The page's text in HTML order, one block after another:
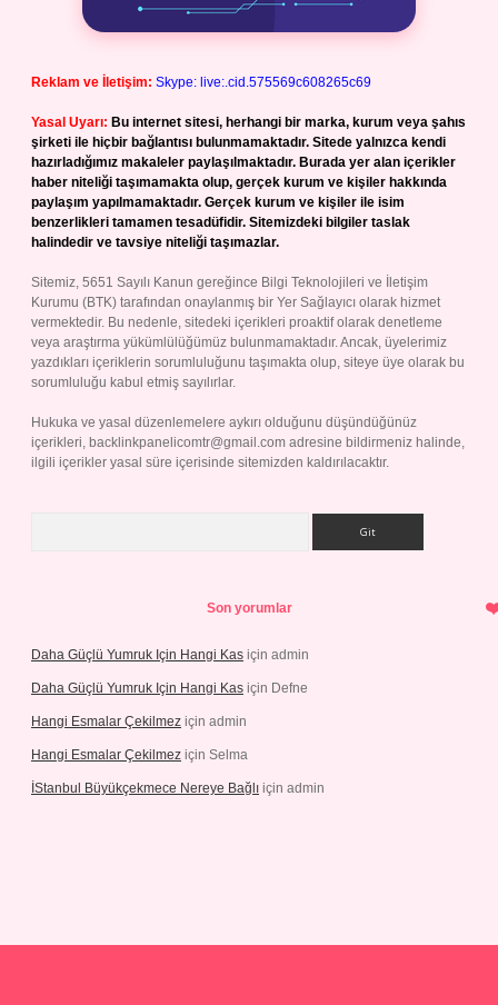
Reklam ve İletişim: Skype: live:.cid.575569c608265c69
Yasal Uyarı: Bu internet sitesi, herhangi bir marka, kurum veya şahıs
şirketi ile hiçbir bağlantısı bulunmamaktadır. Sitede yalnızca kendi
hazırladığımız makaleler paylaşılmaktadır. Burada yer alan içerikler
haber niteliği taşımamakta olup, gerçek kurum ve kişiler hakkında
paylaşım yapılmamaktadır. Gerçek kurum ve kişiler ile isim
benzerlikleri tamamen tesadüfidir. Sitemizdeki bilgiler taslak
halindedir ve tavsiye niteliği taşımazlar.
Sitemiz, 5651 Sayılı Kanun gereğince Bilgi Teknolojileri ve İletişim
Kurumu (BTK) tarafından onaylanmış bir Yer Sağlayıcı olarak hizmet
vermektedir. Bu nedenle, sitedeki içerikleri proaktif olarak denetleme
veya araştırma yükümlülüğümüz bulunmamaktadır. Ancak, üyelerimiz
yazdıkları içeriklerin sorumluluğunu taşımakta olup, siteye üye olarak bu
sorumluluğu kabul etmiş sayılırlar.
Hukuka ve yasal düzenlemelere aykırı olduğunu düşündüğünüz
içerikleri, backlinkpanelicomtr@gmail.com adresine bildirmeniz halinde,
ilgili içerikler yasal süre içerisinde sitemizden kaldırılacaktır.
Son yorumlar
Daha Güçlü Yumruk Için Hangi Kas için admin
Daha Güçlü Yumruk Için Hangi Kas için Defne
Hangi Esmalar Çekilmez için admin
Hangi Esmalar Çekilmez için Selma
İStanbul Büyükçekmece Nereye Bağlı için admin